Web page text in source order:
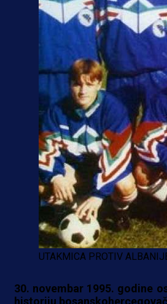
UTAKMICA PROTIV
30. novembar 1995. godine